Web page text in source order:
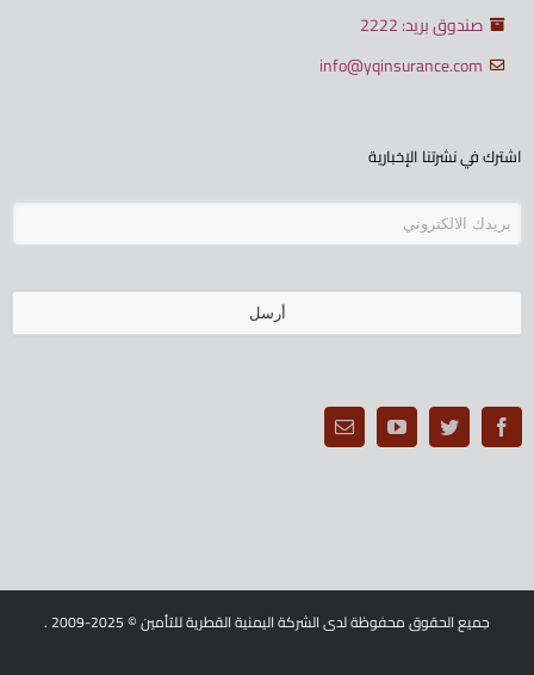
صندوق بريد: 2222
info@yqinsurance.com
اشترك في نشرتنا الإخبارية
أرسل
هذا
الحقل
فارغا
جميع الحقوق محفوظة لدى الشركة اليمنية القطرية للتأمين © 2025-2009 .